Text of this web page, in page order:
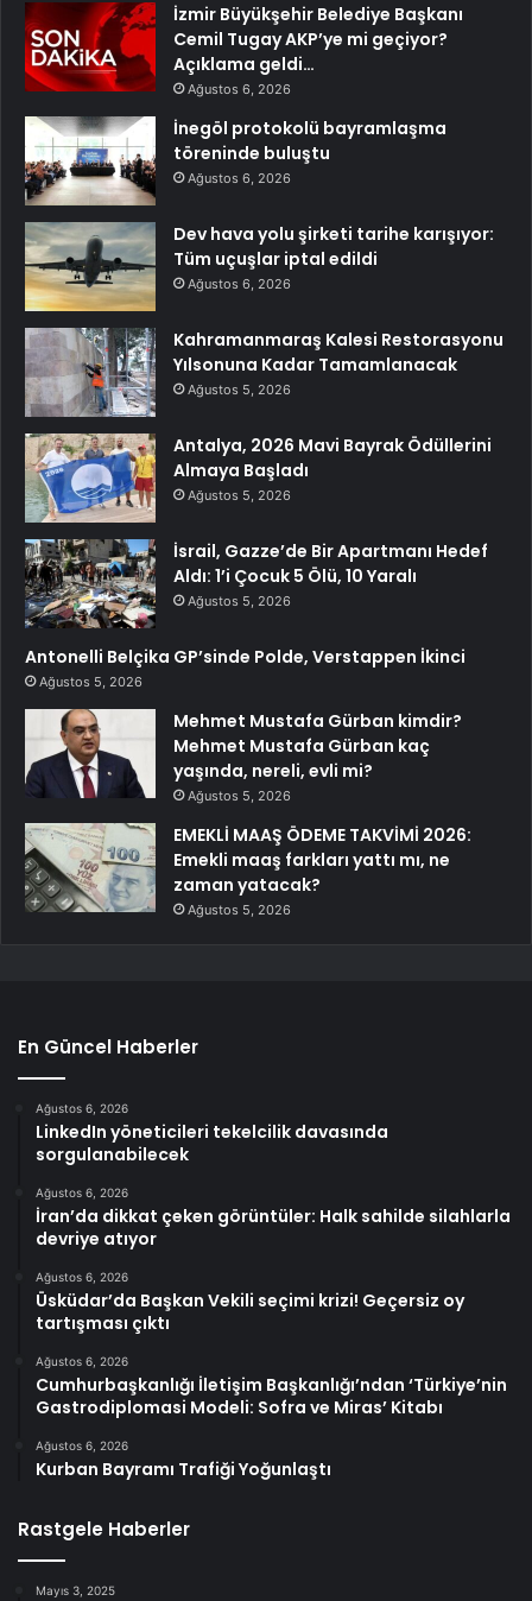
İzmir Büyükşehir Belediye Başkanı
Cemil Tugay AKP’ye mi geçiyor?
Açıklama geldi…
Ağustos 6, 2026
İnegöl protokolü bayramlaşma
töreninde buluştu
Ağustos 6, 2026
Dev hava yolu şirketi tarihe karışıyor:
Tüm uçuşlar iptal edildi
Ağustos 6, 2026
Kahramanmaraş Kalesi Restorasyonu
Yılsonuna Kadar Tamamlanacak
Ağustos 5, 2026
Antalya, 2026 Mavi Bayrak Ödüllerini
Almaya Başladı
Ağustos 5, 2026
İsrail, Gazze’de Bir Apartmanı Hedef
Aldı: 1’i Çocuk 5 Ölü, 10 Yaralı
Ağustos 5, 2026
Antonelli Belçika GP’sinde Polde, Verstappen İkinci
Ağustos 5, 2026
Mehmet Mustafa Gürban kimdir?
Mehmet Mustafa Gürban kaç
yaşında, nereli, evli mi?
Ağustos 5, 2026
EMEKLİ MAAŞ ÖDEME TAKVİMİ 2026:
Emekli maaş farkları yattı mı, ne
zaman yatacak?
Ağustos 5, 2026
En Güncel Haberler
Ağustos 6, 2026
LinkedIn yöneticileri tekelcilik davasında
sorgulanabilecek
Ağustos 6, 2026
İran’da dikkat çeken görüntüler: Halk sahilde silahlarla
devriye atıyor
Ağustos 6, 2026
Üsküdar’da Başkan Vekili seçimi krizi! Geçersiz oy
tartışması çıktı
Ağustos 6, 2026
Cumhurbaşkanlığı İletişim Başkanlığı’ndan ‘Türkiye’nin
Gastrodiplomasi Modeli: Sofra ve Miras’ Kitabı
Ağustos 6, 2026
Kurban Bayramı Trafiği Yoğunlaştı
Rastgele Haberler
Mayıs 3, 2025